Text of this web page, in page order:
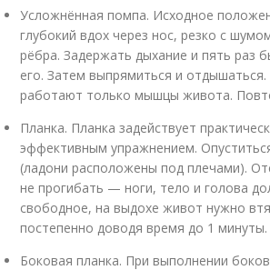
Усложнённая помпа. Исходное
глубокий вдох через нос, резко с
рёбра. Задержать дыхание и пять раз
его. Затем выпрямиться и
работают только мышцы живота.
Планка. Планка задействует
эффективным упражнением.
(ладони расположены под плечами).
не прогибать — ноги, тело и голова
свободное, на выдохе живот нужно
постепенно доводя время до 1 минуты.
Боковая планка. При выполнении